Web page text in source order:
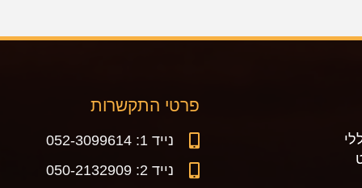
פרטי התקשרות
נייד 1: 052-3099614
נייד 2: 050-2132909